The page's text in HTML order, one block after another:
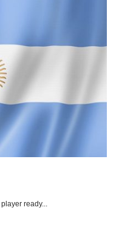
player ready...